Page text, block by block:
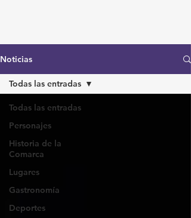
Noticias
Todas las entradas
Personajes
Historia de la
Comarca
Lugares
Gastronomía
Deportes
Todas las entradas